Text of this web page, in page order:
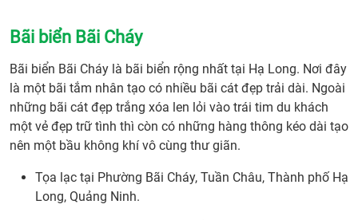
Bãi biển Bãi Cháy
Bãi biển Bãi Cháy là bãi biển rộng nhất tại Hạ Long. Nơi đây
là một bãi tắm nhân tạo có nhiều bãi cát đẹp trải dài. Ngoài
những bãi cát đẹp trắng xóa len lỏi vào trái tim du khách
một vẻ đẹp trữ tình thì còn có những hàng thông kéo dài tạo
nên một bầu không khí vô cùng thư giãn.
Tọa lạc tại Phường Bãi Cháy, Tuần Châu, Thành phố Hạ
Long, Quảng Ninh.